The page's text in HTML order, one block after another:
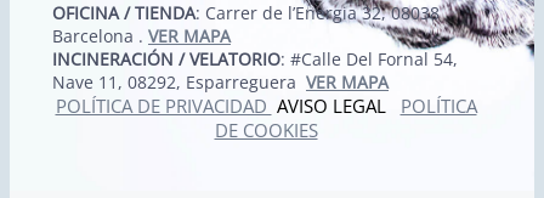
OFICINA / TIENDA: Carrer de l’Energia 32, 08038
Barcelona . VER MAPA
INCINERACIÓN / VELATORIO: #Calle Del Fornal 54,
Nave 11, 08292, Esparreguera VER MAPA
POLÍTICA DE PRIVACIDAD AVISO LEGAL POLÍTICA
DE COOKIES